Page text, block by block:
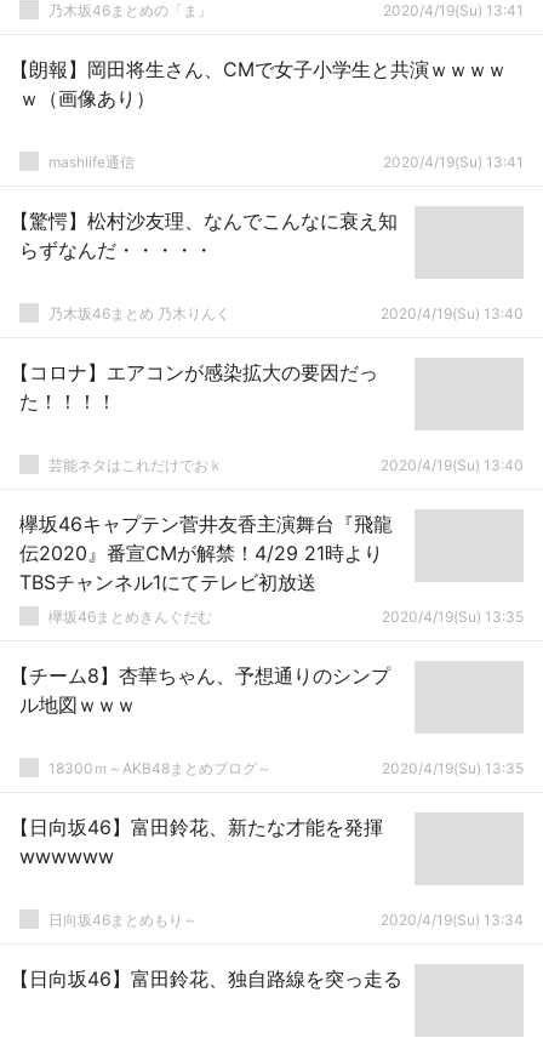
乃木坂46まとめの「ま」 2020/4/19(Su) 13:41
【朗報】岡田将生さん、CMで女子小学生と共演ｗｗｗｗ
ｗ（画像あり）
mashlife通信 2020/4/19(Su) 13:41
【驚愕】松村沙友理、なんでこんなに衰え知
らずなんだ・・・・・
乃木坂46まとめ 乃木りんく 2020/4/19(Su) 13:40
【コロナ】エアコンが感染拡大の要因だっ
た！！！！
芸能ネタはこれだけでおｋ 2020/4/19(Su) 13:40
欅坂46キャプテン菅井友香主演舞台『飛龍
伝2020』番宣CMが解禁！4/29 21時より
TBSチャンネル1にてテレビ初放送
欅坂46まとめきんぐだむ 2020/4/19(Su) 13:35
【チーム8】杏華ちゃん、予想通りのシンプ
ル地図ｗｗｗ
18300ｍ～AKB48まとめブログ～ 2020/4/19(Su) 13:35
【日向坂46】富田鈴花、新たな才能を発揮
wwwwww
日向坂46まとめもり～ 2020/4/19(Su) 13:34
【日向坂46】富田鈴花、独自路線を突っ走る